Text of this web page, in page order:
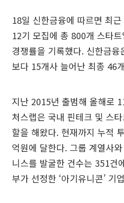
18일 신한금융에 따르면 최근
12기 모집에 총 800개 스타
경쟁률을 기록했다. 신한금융
보다 15개사 늘어난 최종 46
지난 2015년 출범해 올해로
처스랩은 국내 핀테크 및 스
할을 해왔다. 현재까지 누적
억원에 달한다. 그룹 계열사
니스를 발굴한 건수는 351건
부가 선정한 ‘아기유니콘’ 기